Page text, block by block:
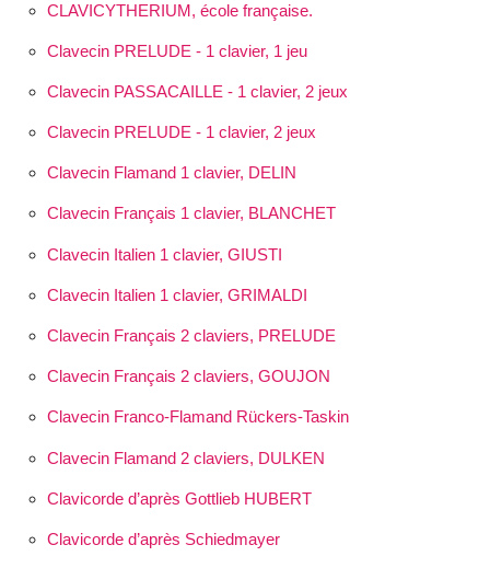
CLAVICYTHERIUM, école française.
Clavecin PRELUDE - 1 clavier, 1 jeu
Clavecin PASSACAILLE - 1 clavier, 2 jeux
Clavecin PRELUDE - 1 clavier, 2 jeux
Clavecin Flamand 1 clavier, DELIN
Clavecin Français 1 clavier, BLANCHET
Clavecin Italien 1 clavier, GIUSTI
Clavecin Italien 1 clavier, GRIMALDI
Clavecin Français 2 claviers, PRELUDE
Clavecin Français 2 claviers, GOUJON
Clavecin Franco-Flamand Rückers-Taskin
Clavecin Flamand 2 claviers, DULKEN
Clavicorde d’après Gottlieb HUBERT
Clavicorde d’après Schiedmayer